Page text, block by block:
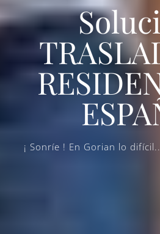
¡ Sonríe ! En Gorian lo